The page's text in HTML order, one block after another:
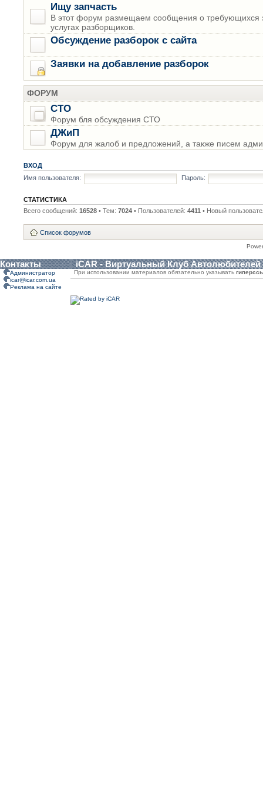
Ищу запчасть
В этот форум размещаем сообщения о требующихся
услугах разборщиков.
Обсуждение разборок с сайта
Заявки на добавление разборок
ФОРУМ
СТО
Форум бля обсуждения СТО
ДЖиП
Форум для жалоб и предложений, а также писем
ВХОД
Имя пользователя:
Пароль:
СТАТИСТИКА
Всего сообщений: 16528 • Тем: 7024 • Пользователей: 4411 • Новый
Список форумов
Контакты iCAR - Виртуальный Клуб Автолюбителей
Администратор
icar@icar.com.ua
Реклама на сайте
При использовании материалов обязательно указывать